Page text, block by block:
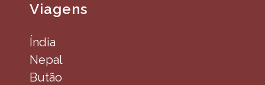
Viagens
Índia
Nepal
Butão